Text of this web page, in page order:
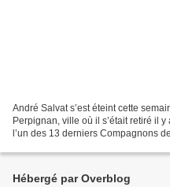
André Salvat s’est éteint cette
Perpignan, ville où il s’était retiré il
l’un des 13 derniers Compagnons
Hébergé par Overblog